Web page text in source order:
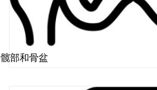
髋部和骨盆